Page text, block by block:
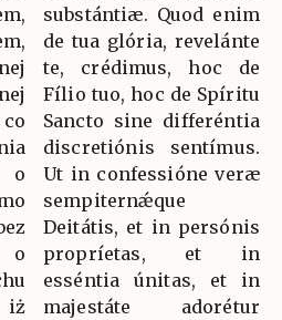
o
o
substántiæ. Quod enim
de tua glória, revelánte
te, crédimus, hoc de
Fílio tuo, hoc de Spíritu
Sancto sine differéntia
discretiónis sentímus.
Ut in confessióne veræ
sempiternǽque
Deitátis, et in persónis
propríetas, et in
esséntia únitas, et in
majestáte adorétur